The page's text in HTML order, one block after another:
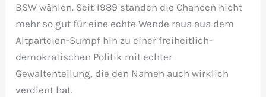
BSW wählen. Seit 1989 standen die Chancen nicht
mehr so gut für eine echte Wende raus aus dem
Altparteien-Sumpf hin zu einer freiheitlich-
demokratischen Politik mit echter
Gewaltenteilung, die den Namen auch wirklich
verdient hat.